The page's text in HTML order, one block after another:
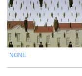
NONE